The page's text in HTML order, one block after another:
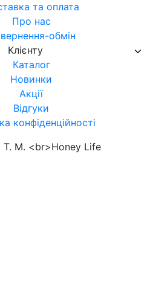
та оплата
Про нас
обмін
Клієнту
Каталог
Новинки
Акції
Відгуки
конфіденційності
М. <br>Honey Life